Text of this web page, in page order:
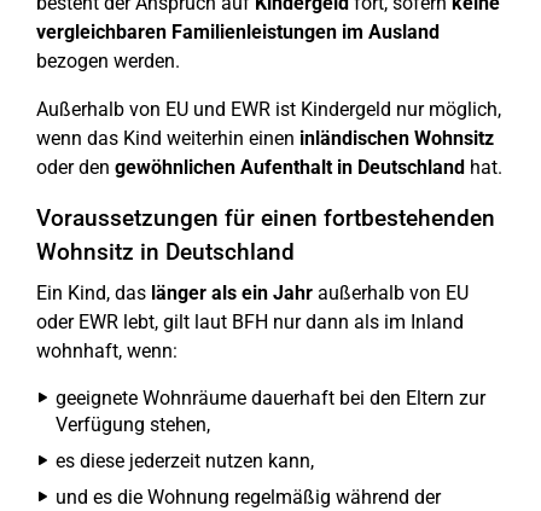
vergleichbaren Familienleistungen im Ausland
bezogen werden.
Außerhalb von EU und EWR ist Kindergeld nur möglich,
wenn das Kind weiterhin einen inländischen Wohnsitz
oder den gewöhnlichen Aufenthalt in Deutschland hat.
Voraussetzungen für einen fortbestehenden
Wohnsitz in Deutschland
Ein Kind, das länger als ein Jahr außerhalb von EU
oder EWR lebt, gilt laut BFH nur dann als im Inland
wohnhaft, wenn:
geeignete Wohnräume dauerhaft bei den Eltern zur
Verfügung stehen,
es diese jederzeit nutzen kann,
und es die Wohnung regelmäßig während der